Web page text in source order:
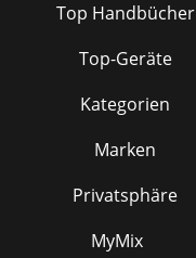
Top Handbücher
Top-Geräte
Kategorien
Marken
Privatsphäre
MyMix